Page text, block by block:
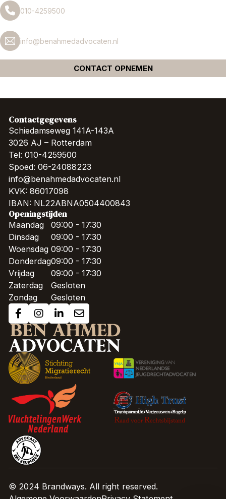
010-4259500
info@benahmedadvocaten.nl
CONTACT OPNEMEN
Contactgegevens
Schiedamseweg 141A-143A
3026 AJ – Rotterdam
Tel: 010-4259500
Spoed: 06-24088223
info@benahmedadvocaten.nl
KVK: 86017098
IBAN: NL22ABNA0504400843
Openingstijden
Maandag
Dinsdag
Woensdag
Donderdag
Vrijdag
Zaterdag
Zondag
09:00 - 17:30
09:00 - 17:30
09:00 - 17:30
09:00 - 17:30
09:00 - 17:30
Gesloten
Gesloten
© 2024 Brandways. All right reserved.